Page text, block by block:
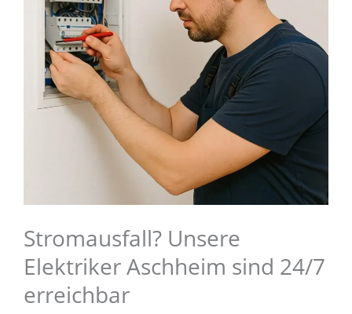
Stromausfall? Unsere
Elektriker Aschheim sind 24/7
erreichbar